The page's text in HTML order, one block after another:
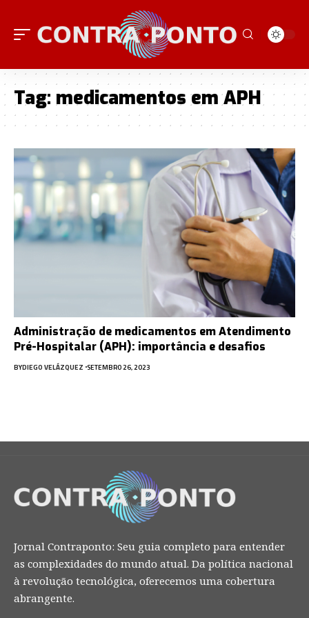
Tag: medicamentos em APH
Administração de medicamentos em Atendimento
Pré-Hospitalar (APH): importância e desafios
BYDIEGO VELÁZQUEZ SETEMBRO 26, 2023
Jornal Contraponto: Seu guia completo para entender
as complexidades do mundo atual. Da política nacional
à revolução tecnológica, oferecemos uma cobertura
abrangente.